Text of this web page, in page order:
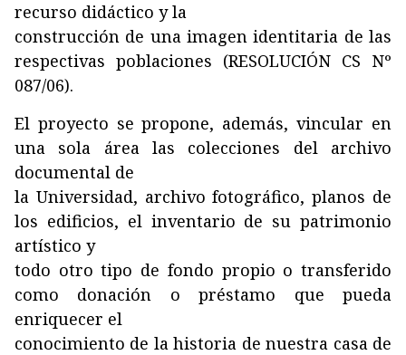
recurso didáctico y la
construcción de una imagen identitaria de las
respectivas poblaciones (RESOLUCIÓN CS Nº
087/06).
El proyecto se propone, además, vincular en
una sola área las colecciones del archivo
documental de
la Universidad, archivo fotográfico, planos de
los edificios, el inventario de su patrimonio
artístico y
todo otro tipo de fondo propio o transferido
como donación o préstamo que pueda
enriquecer el
conocimiento de la historia de nuestra casa de